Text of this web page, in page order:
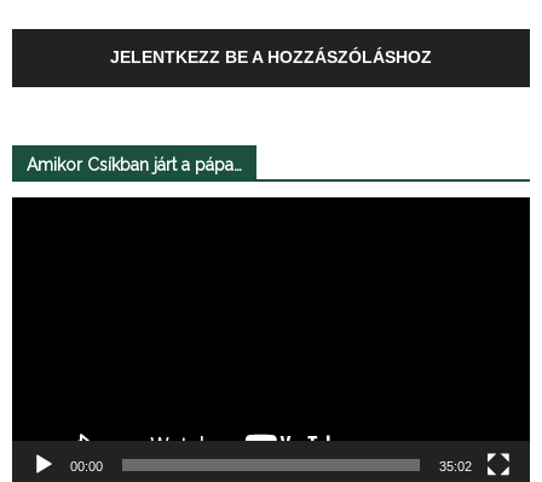
JELENTKEZZ BE A HOZZÁSZÓLÁSHOZ
Amikor Csíkban járt a pápa…
00:00 35:02